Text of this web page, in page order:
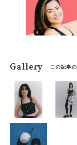
Gallery この記事